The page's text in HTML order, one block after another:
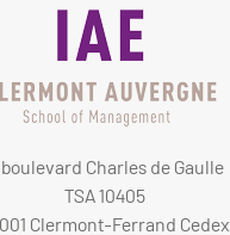
boulevard Charles de Gaulle
TSA 10405
Clermont-Ferrand Cedex